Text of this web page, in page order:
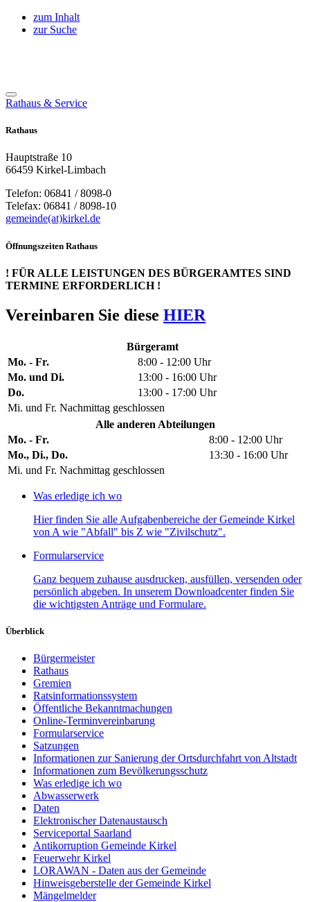
zum Inhalt
zur Suche
Rathaus & Service
Rathaus
Hauptstraße 10
66459 Kirkel-Limbach
Telefon: 06841 / 8098-0
Telefax: 06841 / 8098-10
gemeinde(at)kirkel.de
Öffnungszeiten Rathaus
! FÜR ALLE LEISTUNGEN DES BÜRGERAMTES SIND
TERMINE ERFORDERLICH !
Vereinbaren Sie diese HIER
Bürgeramt
Mo. - Fr.
8:00 - 12:00 Uhr
Mo. und Di.
13:00 - 16:00 Uhr
Do.
13:00 - 17:00 Uhr
Mi. und Fr. Nachmittag geschlossen
Alle anderen Abteilungen
Mo. - Fr.
8:00 - 12:00 Uhr
Mo., Di., Do.
13:30 - 16:00 Uhr
Mi. und Fr. Nachmittag geschlossen
Was erledige ich wo
Hier finden Sie alle Aufgabenbereiche der Gemeinde Kirkel
von A wie "Abfall" bis Z wie "Zivilschutz".
Formularservice
Ganz bequem zuhause ausdrucken, ausfüllen, versenden oder
persönlich abgeben. In unserem Downloadcenter finden Sie
die wichtigsten Anträge und Formulare.
Überblick
Bürgermeister
Rathaus
Gremien
Ratsinformationssystem
Öffentliche Bekanntmachungen
Online-Terminvereinbarung
Formularservice
Satzungen
Informationen zur Sanierung der Ortsdurchfahrt von Altstadt
Informationen zum Bevölkerungsschutz
Was erledige ich wo
Abwasserwerk
Daten
Elektronischer Datenaustausch
Serviceportal Saarland
Antikorruption Gemeinde Kirkel
Feuerwehr Kirkel
LORAWAN - Daten aus der Gemeinde
Hinweisgeberstelle der Gemeinde Kirkel
Mängelmelder